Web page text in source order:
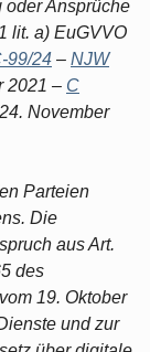
oder Ansprüche
lit. a) EuGVVO
99/24 – NJW
2021 – C
November
Parteien
Die
aus Art.
des
19. Oktober
und zur